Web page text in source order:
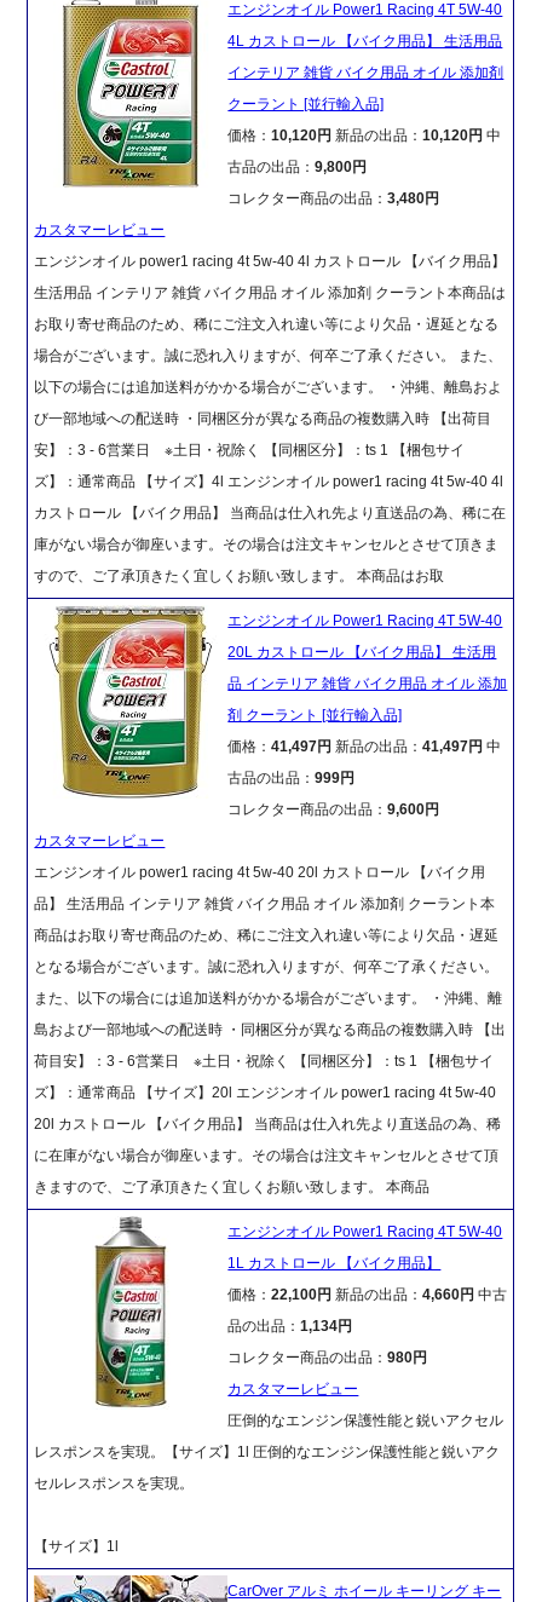
エンジンオイル Power1 Racing 4T 5W-40
4L カストロール 【バイク用品】 生活用品
インテリア 雑貨 バイク用品 オイル 添加剤
クーラント [並行輸入品]
価格：10,120円新品の出品：10,120円 中
古品の出品：9,800円
コレクター商品の出品：3,480円
カスタマーレビュー
エンジンオイル power1 racing 4t 5w-40 4l カストロール 【バイク用品】
生活用品 インテリア 雑貨 バイク用品 オイル 添加剤 クーラント本商品は
お取り寄せ商品のため、稀にご注文入れ違い等により欠品・遅延となる
場合がございます。誠に恐れ入りますが、何卒ご了承ください。 また、
以下の場合には追加送料がかかる場合がございます。 ・沖縄、離島およ
び一部地域への配送時 ・同梱区分が異なる商品の複数購入時 【出荷目
安】：3 - 6営業日 ※土日・祝除く 【同梱区分】：ts 1 【梱包サイ
ズ】：通常商品 【サイズ】4l エンジンオイル power1 racing 4t 5w-40 4l
カストロール 【バイク用品】 当商品は仕入れ先より直送品の為、稀に在
庫がない場合が御座います。その場合は注文キャンセルとさせて頂きま
すので、ご了承頂きたく宜しくお願い致します。 本商品はお取
エンジンオイル Power1 Racing 4T 5W-40
20L カストロール 【バイク用品】 生活用
品 インテリア 雑貨 バイク用品 オイル 添加
剤 クーラント [並行輸入品]
価格：41,497円新品の出品：41,497円 中
古品の出品：999円
コレクター商品の出品：9,600円
カスタマーレビュー
エンジンオイル power1 racing 4t 5w-40 20l カストロール 【バイク用
品】 生活用品 インテリア 雑貨 バイク用品 オイル 添加剤 クーラント本
商品はお取り寄せ商品のため、稀にご注文入れ違い等により欠品・遅延
となる場合がございます。誠に恐れ入りますが、何卒ご了承ください。
また、以下の場合には追加送料がかかる場合がございます。 ・沖縄、離
島および一部地域への配送時 ・同梱区分が異なる商品の複数購入時 【出
荷目安】：3 - 6営業日 ※土日・祝除く 【同梱区分】：ts 1 【梱包サイ
ズ】：通常商品 【サイズ】20l エンジンオイル power1 racing 4t 5w-40
20l カストロール 【バイク用品】 当商品は仕入れ先より直送品の為、稀
に在庫がない場合が御座います。その場合は注文キャンセルとさせて頂
きますので、ご了承頂きたく宜しくお願い致します。 本商品
エンジンオイル Power1 Racing 4T 5W-40
1L カストロール 【バイク用品】
価格：22,100円新品の出品：4,660円 中古
品の出品：1,134円
コレクター商品の出品：980円
カスタマーレビュー
圧倒的なエンジン保護性能と鋭いアクセル
レスポンスを実現。【サイズ】1l 圧倒的なエンジン保護性能と鋭いアク
セルレスポンスを実現。
【サイズ】1l
CarOver アルミ ホイール キーリング キー